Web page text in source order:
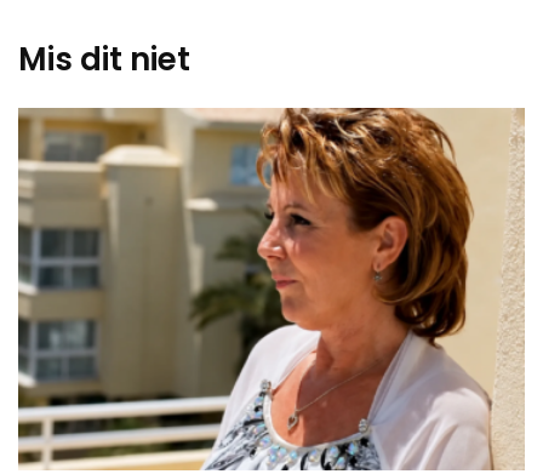
Mis dit niet